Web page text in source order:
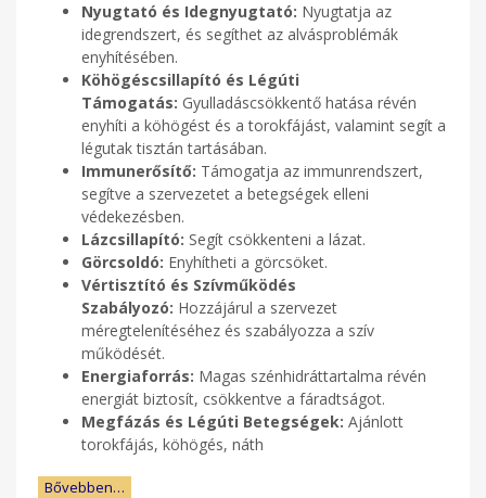
Nyugtató és Idegnyugtató: Nyugtatja az
idegrendszert, és segíthet az alvásproblémák
enyhítésében.
Köhögéscsillapító és Légúti
Támogatás: Gyulladáscsökkentő hatása révén
enyhíti a köhögést és a torokfájást, valamint segít a
légutak tisztán tartásában.
Immunerősítő: Támogatja az immunrendszert,
segítve a szervezetet a betegségek elleni
védekezésben.
Lázcsillapító: Segít csökkenteni a lázat.
Görcsoldó: Enyhítheti a görcsöket.
Vértisztító és Szívműködés
Szabályozó: Hozzájárul a szervezet
méregtelenítéséhez és szabályozza a szív
működését.
Energiaforrás: Magas szénhidráttartalma révén
energiát biztosít, csökkentve a fáradtságot.
Megfázás és Légúti Betegségek: Ajánlott
torokfájás, köhögés, náth
Bővebben…